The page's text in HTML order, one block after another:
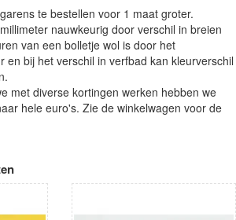
te bestellen voor 1 maat groter.
nauwkeurig door verschil in breien
van een bolletje wol is door het
en bij het verschil in verfbad kan kleurverschil
met diverse kortingen werken hebben we
hele euro's. Zie de winkelwagen voor de